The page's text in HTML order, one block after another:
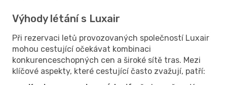
Výhody létání s Luxair
Při rezervaci letů provozovaných společností Luxair
mohou cestující očekávat kombinaci
konkurenceschopných cen a široké sítě tras. Mezi
klíčové aspekty, které cestující často zvažují, patří: